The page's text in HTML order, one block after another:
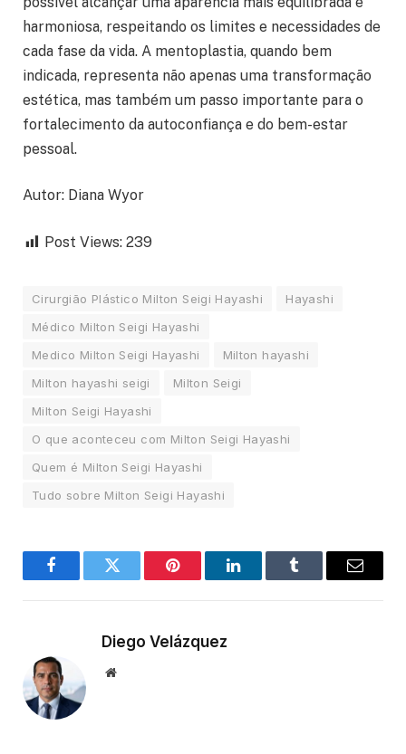
harmoniosa, respeitando os limites e necessidades de
cada fase da vida. A mentoplastia, quando bem
indicada, representa não apenas uma transformação
estética, mas também um passo importante para o
fortalecimento da autoconfiança e do bem-estar
pessoal.
Autor: Diana Wyor
Post Views: 239
Cirurgião Plástico Milton Seigi Hayashi
Hayashi
Médico Milton Seigi Hayashi
Medico Milton Seigi Hayashi
Milton hayashi
Milton hayashi seigi
Milton Seigi
Milton Seigi Hayashi
O que aconteceu com Milton Seigi Hayashi
Quem é Milton Seigi Hayashi
Tudo sobre Milton Seigi Hayashi
FacebookTwitter Pinterest LinkedInTumblr Email
Diego Velázquez
Website